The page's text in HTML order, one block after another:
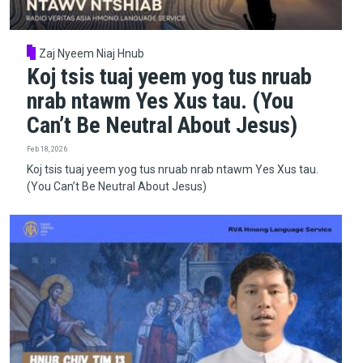
Zaj Nyeem Niaj Hnub
Koj tsis tuaj yeem yog tus nruab
nrab ntawm Yes Xus tau. (You
Can’t Be Neutral About Jesus)
Feb 18, 2026
Koj tsis tuaj yeem yog tus nruab nrab ntawm Yes Xus tau.
(You Can’t Be Neutral About Jesus)